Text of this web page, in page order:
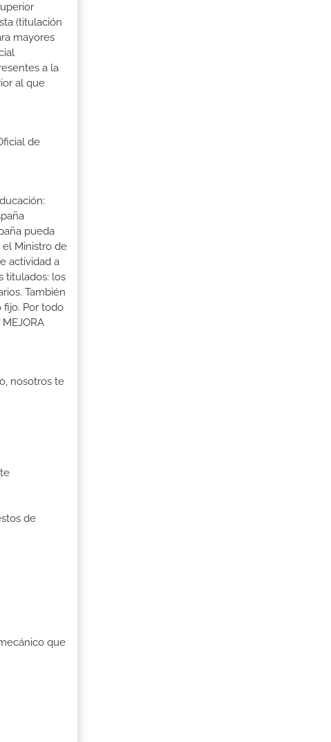
(titulación
mayores
a la
al que
de
pueda
el Ministro de
actividad a
titulados: los
También
Por todo
nosotros te
de
que